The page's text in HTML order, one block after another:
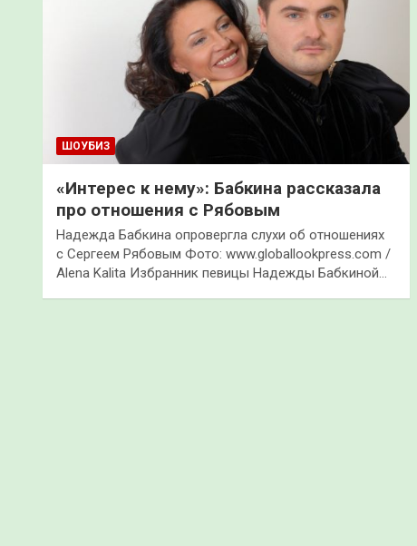
ШОУБИЗ
«Интерес к нему»: Бабкина рассказала
про отношения с Рябовым
Надежда Бабкина опровергла слухи об отношениях
с Сергеем Рябовым Фото: www.globallookpress.com /
Alena Kalita Избранник певицы Надежды Бабкиной…